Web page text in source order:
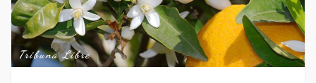
Tribuna Libre